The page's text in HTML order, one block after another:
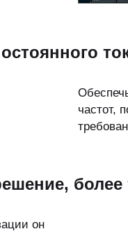
частот,
более
он